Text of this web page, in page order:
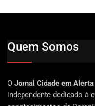
Quem Somos
O Jornal Cidade em Alerta
independente dedicado à